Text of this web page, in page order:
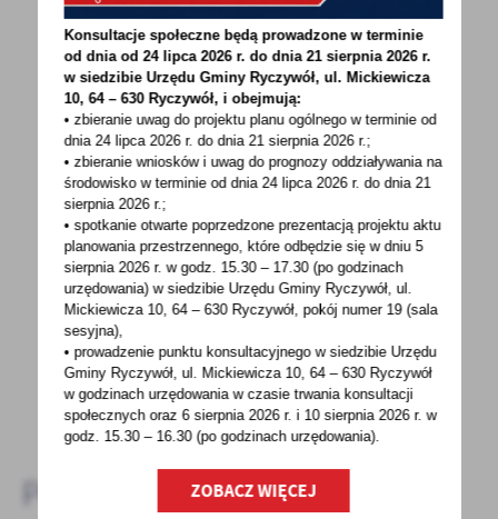
POWRÓT UDOSTĘPNIJ
POPRZEDNI
Spodobała Ci się informacja? Zostaw nam swoją opinię
- to dla Ciebie staramy się być najlepsi, a Twoje zdanie
bardzo nam w tym pomoże!
DODAJ KOMENTARZ
Pozostałe
Konsultacje społeczne będą prowadzone w terminie
od dnia od 24 lipca 2026 r. do dnia 21 sierpnia 2026 r.
w siedzibie Urzędu Gminy Ryczywół, ul. Mickiewicza
10, 64 – 630 Ryczywół, i obejmują:
• zbieranie uwag do projektu planu ogólnego w terminie od
dnia 24 lipca 2026 r. do dnia 21 sierpnia 2026 r.;
• zbieranie wniosków i uwag do prognozy oddziaływania na
środowisko w terminie od dnia 24 lipca 2026 r. do dnia 21
sierpnia 2026 r.;
• spotkanie otwarte poprzedzone prezentacją projektu aktu
planowania przestrzennego, które odbędzie się w dniu 5
sierpnia 2026 r.w godz. 15.30 – 17.30 (po godzinach
urzędowania) w siedzibie Urzędu Gminy Ryczywół, ul.
Mickiewicza 10, 64 – 630 Ryczywół, pokójnumer 19 (sala
sesyjna),
• prowadzenie punktu konsultacyjnego w siedzibie Urzędu
Gminy Ryczywół, ul. Mickiewicza 10, 64 – 630 Ryczywół
w godzinachurzędowania w czasie trwania konsultacji
społecznych oraz 6 sierpnia 2026 r. i 10 sierpnia 2026 r. w
godz. 15.30 – 16.30 (po godzinachurzędowania).
ZOBACZ WIĘCEJ